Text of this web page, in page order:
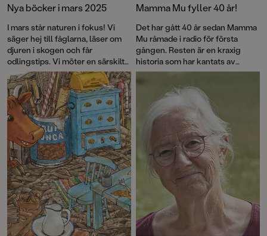
Nya böcker i mars 2025
I mars står naturen i fokus! Vi
säger hej till fåglarna, läser om
djuren i skogen och får
odlingstips. Vi möter en särskilt
älskad tusenfoting och en liten
vildhäst som tappat bort sin
flock. Lena Sjöberg har skapat
en ljuvlig bok om mångas
favoritårstid: våren. Dessutom
nya böcker av Oskar Kroon och
Anna Jansson, och den första
boken i den helt nya serien om
Vilda Vic.
Mamma Mu fyller 40 år!
Det har gått 40 år sedan Mamma
Mu råmade i radio för första
gången. Resten är en kraxig
historia som har kantats av
försäljningssuccé, roliga visor
och priser – och framför allt
kärlek till fantasin. Nu firas
jubileet med en ny pekbok:
Kråkans kläder.